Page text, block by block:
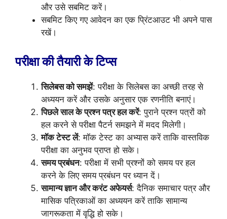
और उसे सबमिट करें।
सबमिट किए गए आवेदन का एक प्रिंटआउट भी अपने पास
रखें।
परीक्षा की तैयारी के टिप्स
सिलेबस को समझें: परीक्षा के सिलेबस का अच्छी तरह से
अध्ययन करें और उसके अनुसार एक रणनीति बनाएं।
पिछले साल के प्रश्न पत्र हल करें: पुराने प्रश्न पत्रों को
हल करने से परीक्षा पैटर्न समझने में मदद मिलेगी।
मॉक टेस्ट लें: मॉक टेस्ट का अभ्यास करें ताकि वास्तविक
परीक्षा का अनुभव प्राप्त हो सके।
समय प्रबंधन: परीक्षा में सभी प्रश्नों को समय पर हल
करने के लिए समय प्रबंधन पर ध्यान दें।
सामान्य ज्ञान और करंट अफेयर्स: दैनिक समाचार पत्र और
मासिक पत्रिकाओं का अध्ययन करें ताकि सामान्य
जागरूकता में वृद्धि हो सके।